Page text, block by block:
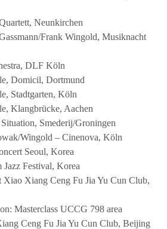
Neunkirchen
Frank Wingold, Musiknacht
DLF Köln
Domicil, Dortmund
Stadtgarten, Köln
Klangbrücke, Aachen
Smederij/Groningen
Wingold – Cinenova, Köln
Seoul, Korea
Jazz Festival, Korea
Xiao Xiang Ceng Fu Jia Yu Cun Club,
Masterclass UCCG 798 area
Ceng Fu Jia Yu Cun Club, Beijing